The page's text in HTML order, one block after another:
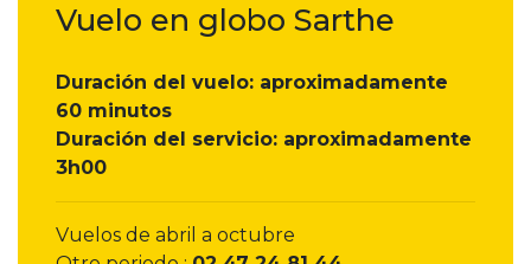
Vuelo en globo Sarthe
Duración del vuelo: aproximadamente
60 minutos
Duración del servicio: aproximadamente
3h00
Vuelos de abril a octubre